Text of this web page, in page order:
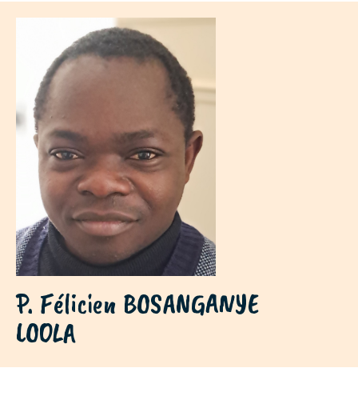
P. Félicien BOSANGANYE
LOOLA